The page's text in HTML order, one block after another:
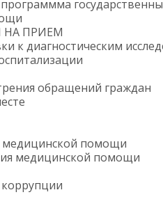
НА ПРИЕМ
к диагностическим
обращений граждан
медицинской помощи
медицинской помощи